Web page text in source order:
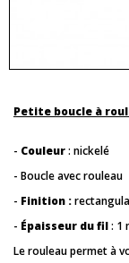
Petite boucle à
- Couleur: nickelé
- Boucle avec rouleau
- Finition :
- Épaisseur du fil: 1
Le rouleau permet à